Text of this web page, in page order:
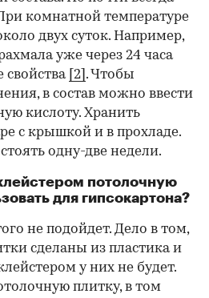
комнатной температуре
двух суток. Например,
уже через 24 часа
свойства [2] . Чтобы
в состав можно ввести
кислоту. Хранить
с крышкой и в прохладе.
одну-две недели.
потолочную
для гипсокартона?
не подойдет. Дело в том,
сделаны из пластика и
у них не будет.
плитку, в том